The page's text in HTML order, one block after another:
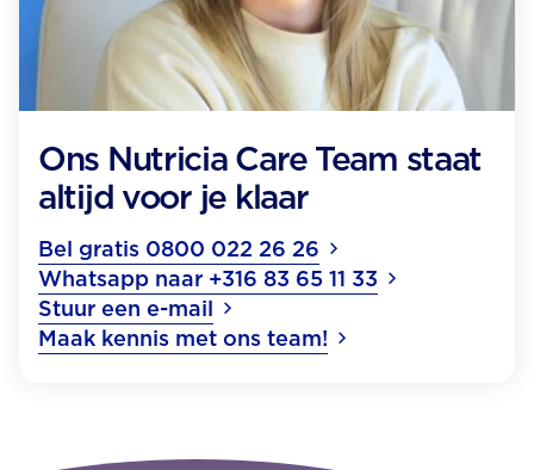
Ons Nutricia Care Team staat
altijd voor je klaar
Bel gratis 0800 022 26 26
Whatsapp naar +316 83 65 11 33
Stuur een e-mail
Maak kennis met ons team!